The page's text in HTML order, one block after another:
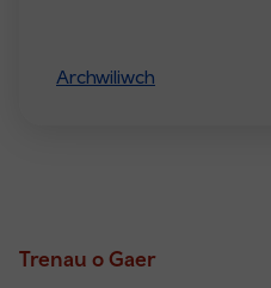
Archwiliwch
Trenau o Gaer